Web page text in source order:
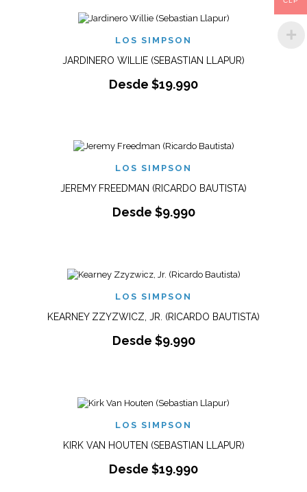
LOS SIMPSON
JARDINERO WILLIE (SEBASTIAN LLAPUR)
Desde $19.990
LOS SIMPSON
JEREMY FREEDMAN (RICARDO BAUTISTA)
Desde $9.990
LOS SIMPSON
KEARNEY ZZYZWICZ, JR. (RICARDO BAUTISTA)
Desde $9.990
LOS SIMPSON
KIRK VAN HOUTEN (SEBASTIAN LLAPUR)
Desde $19.990